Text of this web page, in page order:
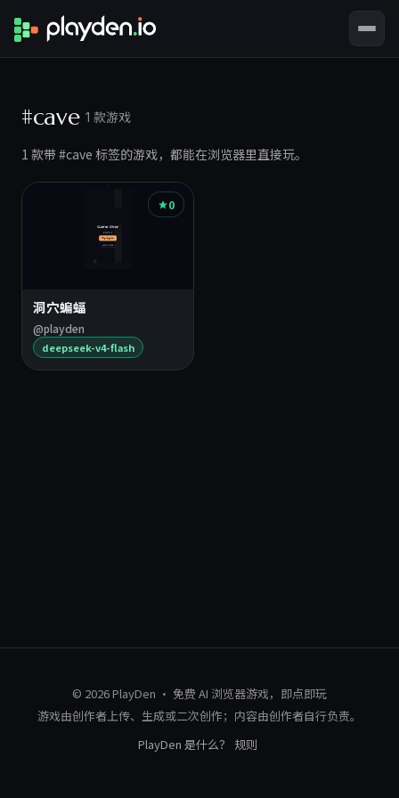
#cave 1 款游戏
1 款带 #cave 标签的游戏，都能在浏览器里直接玩。
0
洞穴蝙蝠
@playden
deepseek-v4-flash
© 2026 PlayDen · 免费 AI 浏览器游戏，即点即玩
游戏由创作者上传、生成或二次创作；内容由创作者自行负责。
PlayDen 是什么？
规则